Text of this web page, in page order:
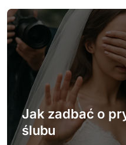
a
c
a
p
Jak zadbać o
ślubu